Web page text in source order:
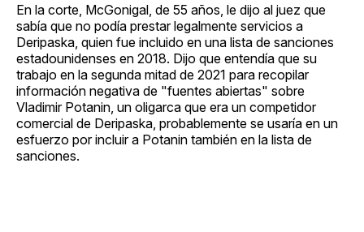
En la corte, McGonigal, de 55 años, le dijo al juez que
sabía que no podía prestar legalmente servicios a
Deripaska, quien fue incluido en una lista de sanciones
estadounidenses en 2018. Dijo que entendía que su
trabajo en la segunda mitad de 2021 para recopilar
información negativa de "fuentes abiertas" sobre
Vladimir Potanin, un oligarca que era un competidor
comercial de Deripaska, probablemente se usaría en un
esfuerzo por incluir a Potanin también en la lista de
sanciones.